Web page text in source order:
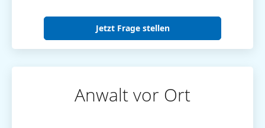
Jetzt Frage stellen
Anwalt vor Ort